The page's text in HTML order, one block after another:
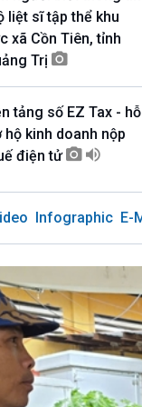
Kết nối
Sống
khí hậu
biệt
liệt sĩ tập thể khu
xã Cồn Tiên, tỉnh
Trị
tảng số EZ Tax - hỗ
hộ kinh doanh nộp
điện tử
Infographic E-